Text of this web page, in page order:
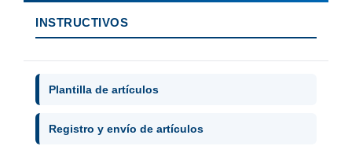
INSTRUCTIVOS
Plantilla de artículos
Registro y envío de artículos